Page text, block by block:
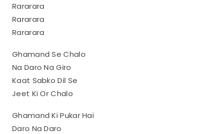
Rararara
Rararara
Rararara
Ghamand Se Chalo
Na Daro Na Giro
Kaat Sabko Dil Se
Jeet Ki Or Chalo
Ghamand Ki Pukar Hai
Daro Na Daro